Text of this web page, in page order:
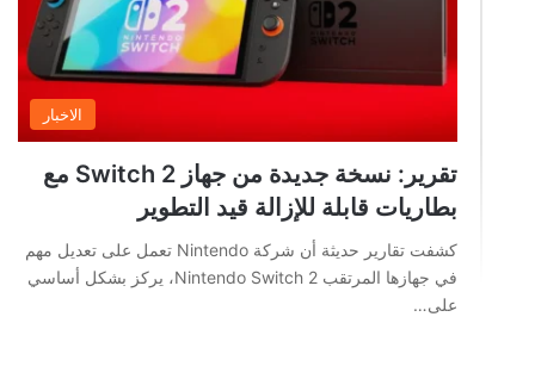
الاخبار
تقرير: نسخة جديدة من جهاز Switch 2 مع
بطاريات قابلة للإزالة قيد التطوير
كشفت تقارير حديثة أن شركة Nintendo تعمل على تعديل مهم
في جهازها المرتقب Nintendo Switch 2، يركز بشكل أساسي
على…